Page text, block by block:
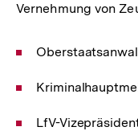
Vernehmung von
LfV-